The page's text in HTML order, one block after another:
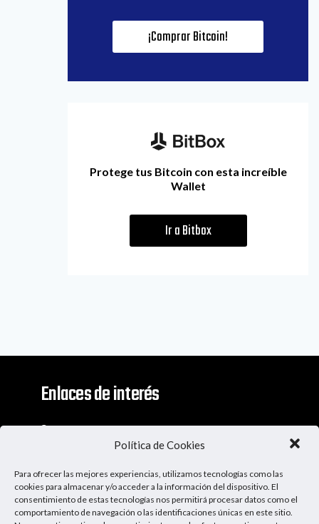
Política de Cookies
Para ofrecer las mejores experiencias, utilizamos tecnologías como las
cookies para almacenar y/o acceder a la información del dispositivo. El
consentimiento de estas tecnologías nos permitirá procesar datos como el
comportamiento de navegación o las identificaciones únicas en este sitio.
¡Comprar Bitcoin!
Protege tus Bitcoin con esta increíble
Wallet
Ir a Bitbox
Enlaces de interés
Contacto
Descargo De Responsabilidad
Apoya al Podcast
Ser Patrocinador